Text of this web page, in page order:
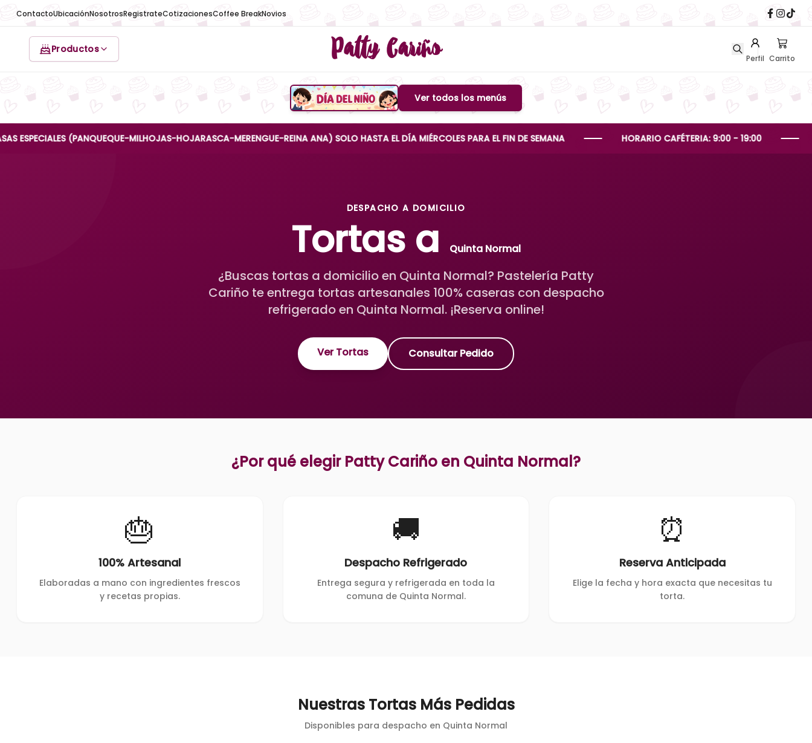
ContactoUbicaciónNosotrosRegistrateCotizacionesCoffee BreakNovios
Productos Patty Cariño Perfil Carrito
Boton de menuVer todos los menús
(PANQUEQUE-MILHOJAS-HOJARASCA-MERENGUE-REINA ANA) SOLO HASTA EL DÍA MIÉRCOLES PARA EL FIN DE SEMANA HORARIO CAFÉTERIA: 9:00 - 19:00
DESPACHO A DOMICILIO
Tortas a Quinta Normal
¿Buscas tortas a domicilio en Quinta Normal? Pastelería Patty
Cariño te entrega tortas artesanales 100% caseras con despacho
refrigerado en Quinta Normal. ¡Reserva online!
Ver Tortas Consultar Pedido
¿Por qué elegir Patty Cariño en Quinta Normal?
🎂
100% Artesanal
Elaboradas a mano con ingredientes frescos
y recetas propias.
🚚
Despacho Refrigerado
Entrega segura y refrigerada en toda la
comuna de Quinta Normal.
⏰
Reserva Anticipada
Elige la fecha y hora exacta que necesitas tu
torta.
Nuestras Tortas Más Pedidas
Disponibles para despacho en Quinta Normal